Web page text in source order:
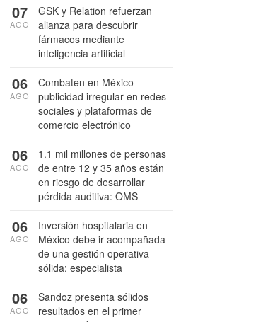
GSK y Relation refuerzan
alianza para descubrir
fármacos mediante
inteligencia artificial
07
AGO
Combaten en México
publicidad irregular en redes
sociales y plataformas de
comercio electrónico
06
AGO
1.1 mil millones de personas
de entre 12 y 35 años están
en riesgo de desarrollar
pérdida auditiva: OMS
06
AGO
Inversión hospitalaria en
México debe ir acompañada
de una gestión operativa
sólida: especialista
06
AGO
Sandoz presenta sólidos
resultados en el primer
06
AGO